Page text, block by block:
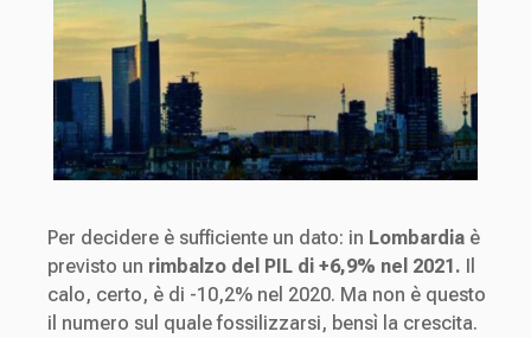
Per decidere è sufficiente un dato: in Lombardia è
previsto un rimbalzo del PIL di +6,9% nel 2021. Il
calo, certo, è di -10,2% nel 2020. Ma non è questo
il numero sul quale fossilizzarsi, bensì la crescita.